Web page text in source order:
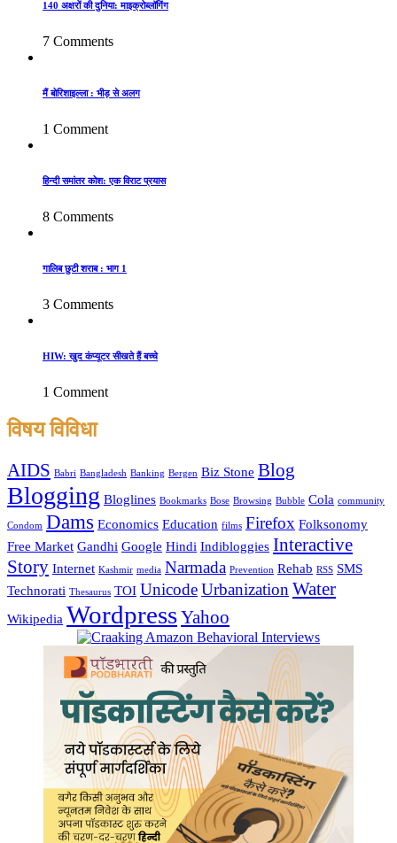
140 अक्षरों की दुनिया: माइक्रोब्लॉगिंग
7 Comments
मैं बोरिशाइल्ला : भीड़ से अलग
1 Comment
हिन्दी समांतर कोश: एक विराट प्रयास
8 Comments
गालिब छुटी शराब : भाग 1
3 Comments
HIW: खुद कंप्यूटर सीखते हैं बच्चे
1 Comment
विषय विविधा
AIDS Babri Bangladesh Banking Bergen Biz Stone Blog
Blogging Bloglines Bookmarks Bose Browsing Bubble Cola community
Condom Dams Economics Education films Firefox Folksonomy
Free Market Gandhi Google Hindi Indibloggies Interactive
Story Internet Kashmir media Narmada Prevention Rehab RSS SMS
Technorati Thesaurus TOI UnicodeUrbanization Water
Wikipedia WordpressYahoo